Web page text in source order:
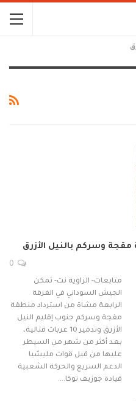
وسركم بالنيل الأزرق
متابعات- الزاوية نت- تمكن
الجيش السوداني في الفرقة
الرابعة مشاة من استرداد منطقة
مقجة وسركم جنوب إقليم النيل
الأزرق وتدمير 10 عربات قتالية،
بعد أكثر من شهر من السيطر
عليها من قبل قوات مليشيا
الدعم السريع والحركة الشعبية
قيادة جوزيف توكا.…